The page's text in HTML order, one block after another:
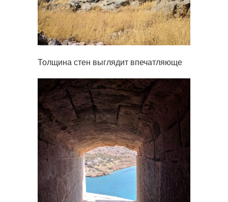
Толщина стен выглядит впечатляюще